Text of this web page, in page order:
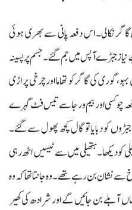
نکالی۔ اس دفعہ پانی سے بھری ہوئی
جبڑے آپس میں جم گئے۔ جسم پر پسینہ
کی گاگر کو تھاما اور چرخی پر اڑی
چوکسی اور بیم ورجا سے تیس فٹ گہرے
جبڑوں کو دبایا تو گال کچھ پھول سے گئے۔
کو دیکھا۔ ہتھیلی میں سے ٹیسیں اٹھ رہی
نشان بن رہے تھے۔ وہ جانتا تھا کہ وہ
آبلے بن جائیں گے اور شرادھ کی کھیر